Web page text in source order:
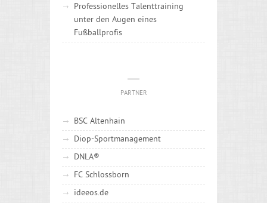
Professionelles Talenttraining
unter den Augen eines
Fußballprofis
PARTNER
BSC Altenhain
Diop-Sportmanagement
DNLA®
FC Schlossborn
ideeos.de